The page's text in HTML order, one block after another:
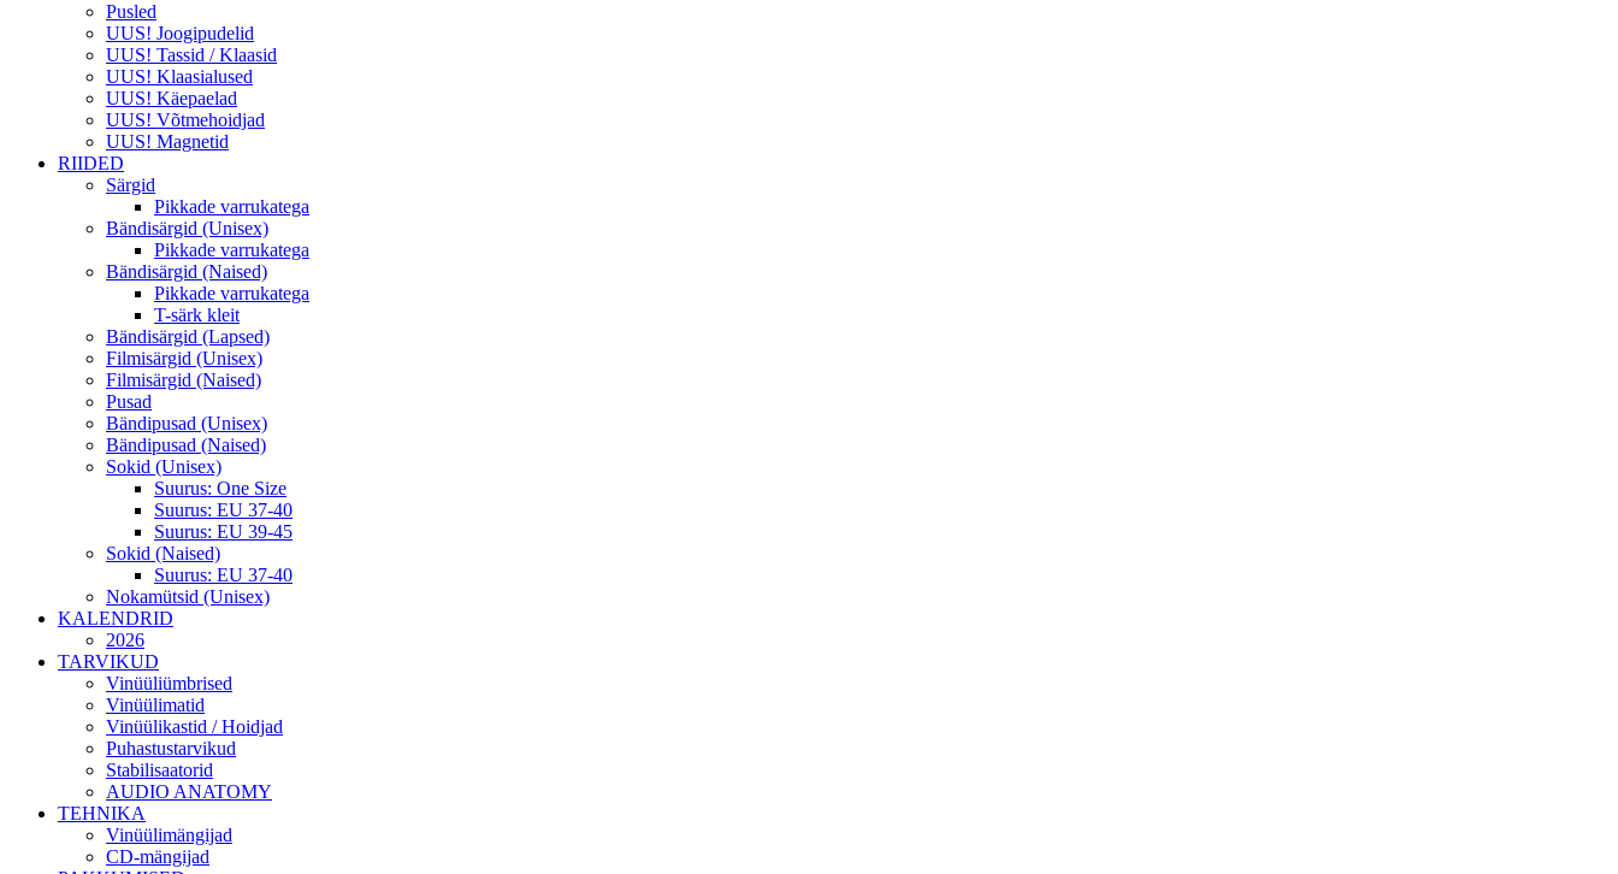
Pusled
UUS! Joogipudelid
UUS! Tassid / Klaasid
UUS! Klaasialused
UUS! Käepaelad
UUS! Võtmehoidjad
UUS! Magnetid
RIIDED
Särgid
Pikkade varrukatega
Bändisärgid (Unisex)
Pikkade varrukatega
Bändisärgid (Naised)
Pikkade varrukatega
T-särk kleit
Bändisärgid (Lapsed)
Filmisärgid (Unisex)
Filmisärgid (Naised)
Pusad
Bändipusad (Unisex)
Bändipusad (Naised)
Sokid (Unisex)
Suurus: One Size
Suurus: EU 37-40
Suurus: EU 39-45
Sokid (Naised)
Suurus: EU 37-40
Nokamütsid (Unisex)
KALENDRID
2026
TARVIKUD
Vinüüliümbrised
Vinüülimatid
Vinüülikastid / Hoidjad
Puhastustarvikud
Stabilisaatorid
AUDIO ANATOMY
TEHNIKA
Vinüülimängijad
CD-mängijad